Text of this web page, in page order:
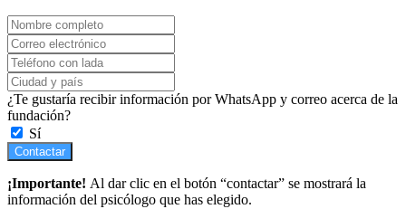
¿Te gustaría recibir información por WhatsApp y correo acerca de la
fundación?
Sí
Contactar
¡Importante! Al dar clic en el botón “contactar” se mostrará la
información del psicólogo que has elegido.